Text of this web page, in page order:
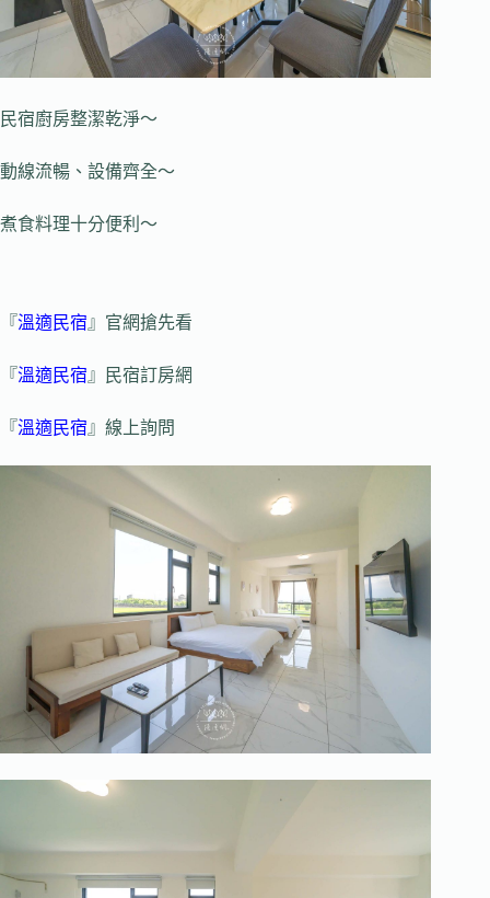
民宿廚房整潔乾淨～
動線流暢、設備齊全～
煮食料理十分便利～
『溫適民宿 』官網搶先看
『溫適民宿 』民宿訂房網
『溫適民宿 』線上詢問